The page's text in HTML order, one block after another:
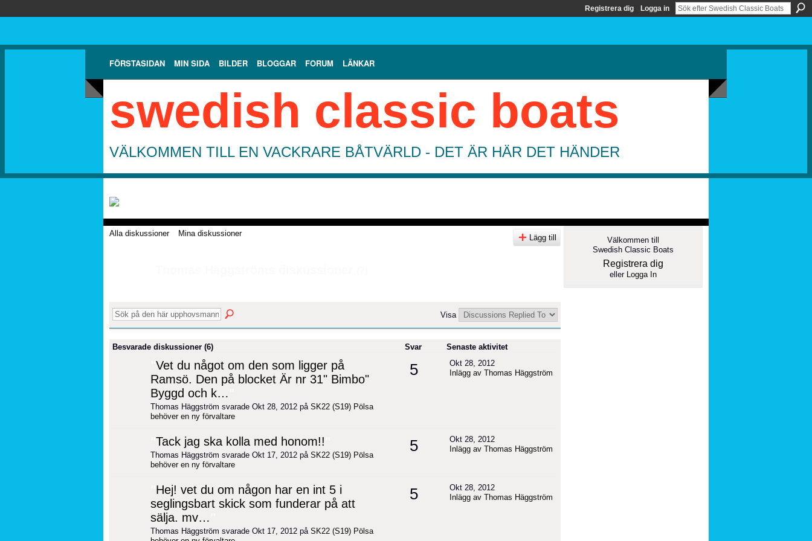
Registrera dig Logga in
FÖRSTASIDAN MIN SIDA BILDER BLOGGAR FORUM LÄNKAR
swedish classic boats
VÄLKOMMEN TILL EN VACKRARE BÅTVÄRLD - DET ÄR HÄR DET HÄNDER
Alla diskussioner Mina diskussioner Lägg till
Visa
Besvarade diskussioner (6) Svar Senaste aktivitet
Vet du något om den som ligger på
Ramsö. Den på blocket Är nr 31" Bimbo"
Byggd och k…
Thomas Häggström svarade Okt 28, 2012 på SK22 (S19) Pölsa
behöver en ny förvaltare
5
Okt 28, 2012
Inlägg av Thomas Häggström
Tack jag ska kolla med honom!!
Thomas Häggström svarade Okt 17, 2012 på SK22 (S19) Pölsa
behöver en ny förvaltare
5
Okt 28, 2012
Inlägg av Thomas Häggström
Hej! vet du om någon har en int 5 i
seglingsbart skick som funderar på att
sälja. mv…
Thomas Häggström svarade Okt 17, 2012 på SK22 (S19) Pölsa
5
Okt 28, 2012
Inlägg av Thomas Häggström
Välkommen till
Swedish Classic Boats
Registrera dig
eller Logga In